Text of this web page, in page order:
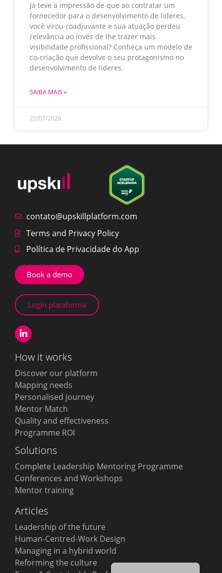
Já teve a impressão de que ao contratar um
fornecedor para o desenvolvimento de líderes,
você virou coadjuvante e sua atuação perdeu
relevância ao invés de lhe trazer mais
visibilidade profissional? Conheça um modelo de
co-criação que devolve o seu protagonismo no
desenvolvimento de líderes.
SAIBA MAIS »
22/07/2026
contato@upskillplatform.com
Terms and Privacy Policy
Política de Privacidade do App
Book a demo
Login plataforma
How it works
Discover our platform
Mapping needs
Personalised journey
Mentor Match
Quality and effectiveness
Programme ROI
Solutions
Complete Leadership Mentoring Programme
Conferences and Workshops
Mentor training
Articles
Leadership of the future
Human-Centred-Work Design
Managing in a hybrid world
Reforming the culture